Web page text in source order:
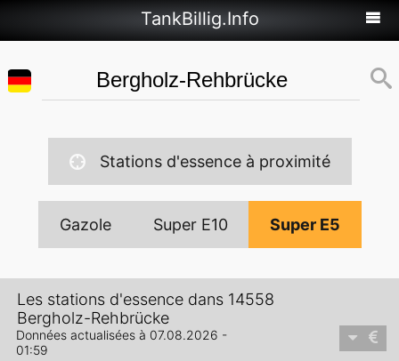
TankBillig.Info
Stations d'essence à proximité
Gazole Super E10 Super E5
Les stations d'essence dans 14558
Bergholz-Rehbrücke
Données actualisées à 07.08.2026 -
01:59